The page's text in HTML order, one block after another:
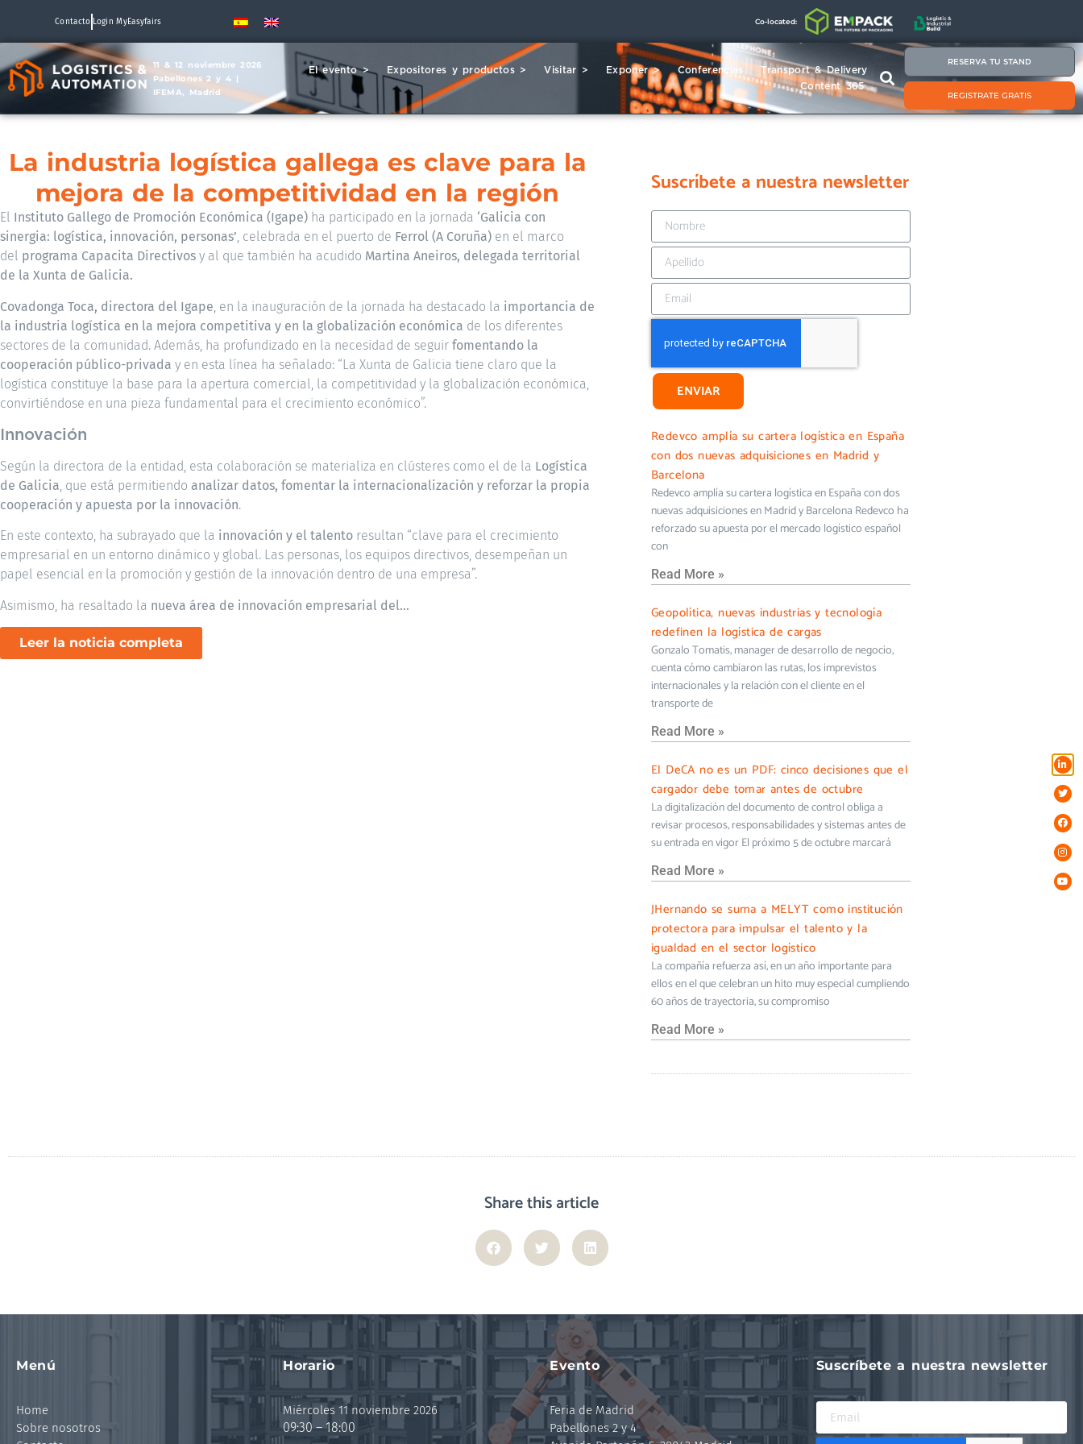
Contacto Login MyEasyfairs Co-located:
11 & 12 noviembre 2026
Pabellones 2 y 4 |
IFEMA, Madrid
El evento > Expositores y productos > Visitar > Exponer > Conferencias
Transport & Delivery
Content 365
RESERVA TU STAND
REGISTRATE GRATIS
La industria logística gallega es clave para la
mejora de la competitividad en la región
El Instituto Gallego de Promoción Económica (Igape) ha participado en la jornada ‘Galicia con
sinergia: logística, innovación, personas’, celebrada en el puerto de Ferrol (A Coruña) en el marco
del programa Capacita Directivos y al que también ha acudido Martina Aneiros, delegada territorial
de la Xunta de Galicia.
Covadonga Toca, directora del Igape , en la inauguración de la jornada ha destacado la importancia de
la industria logística en la mejora competitiva y en la globalización económica de los diferentes
sectores de la comunidad. Además, ha profundizado en la necesidad de seguir fomentando la
cooperación público-privada y en esta línea ha señalado: “La Xunta de Galicia tiene claro que la
logística constituye la base para la apertura comercial, la competitividad y la globalización económica,
convirtiéndose en una pieza fundamental para el crecimiento económico”.
Innovación
Según la directora de la entidad, esta colaboración se materializa en clústeres como el de la Logística
de Galicia, que está permitiendo analizar datos, fomentar la internacionalización y reforzar la propia
cooperación y apuesta por la innovación.
En este contexto, ha subrayado que la innovación y el talento resultan “clave para el crecimiento
empresarial en un entorno dinámico y global. Las personas, los equipos directivos, desempeñan un
papel esencial en la promoción y gestión de la innovación dentro de una empresa”.
Asimismo, ha resaltado la nueva área de innovación empresarial del…
Leer la noticia completa
Suscríbete a nuestra newsletter
ENVIAR
Redevco amplía su cartera logística en España
con dos nuevas adquisiciones en Madrid y
Barcelona
Redevco amplía su cartera logística en España con dos
nuevas adquisiciones en Madrid y Barcelona Redevco ha
reforzado su apuesta por el mercado logístico español
con
Read More »
Geopolítica, nuevas industrias y tecnología
redefinen la logística de cargas
Gonzalo Tomatis, manager de desarrollo de negocio,
cuenta cómo cambiaron las rutas, los imprevistos
internacionales y la relación con el cliente en el
transporte de
Read More »
El DeCA no es un PDF: cinco decisiones que el
cargador debe tomar antes de octubre
La digitalización del documento de control obliga a
revisar procesos, responsabilidades y sistemas antes de
su entrada en vigor El próximo 5 de octubre marcará
Read More »
JHernando se suma a MELYT como institución
protectora para impulsar el talento y la
igualdad en el sector logístico
La compañía refuerza así, en un año importante para
ellos en el que celebran un hito muy especial cumpliendo
60 años de trayectoria, su compromiso
Read More »
Share this article
Menú
Home
Sobre nosotros
Horario
Miércoles 11 noviembre 2026
09:30 – 18:00
Evento
Feria de Madrid
Pabellones 2 y 4
Suscríbete a nuestra newsletter